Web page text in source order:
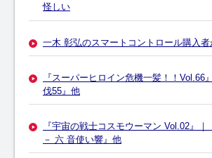
怪しい
一木 彰弘のスマートコントロール購入
『スーパーヒロイン危機一髪！！Vol.66
伐55』他
『宇宙の戦士コスモウーマン Vol.02』
－ 六 音使い響』他